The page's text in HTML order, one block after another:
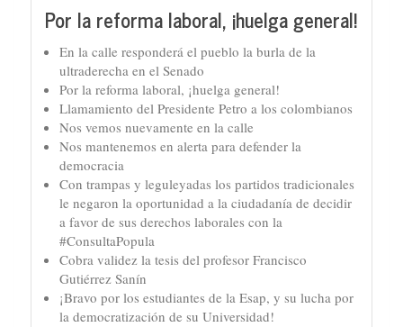
Por la reforma laboral, ¡huelga general!
En la calle responderá el pueblo la burla de la
ultraderecha en el Senado
Por la reforma laboral, ¡huelga general!
Llamamiento del Presidente Petro a los colombianos
Nos vemos nuevamente en la calle
Nos mantenemos en alerta para defender la
democracia
Con trampas y leguleyadas los partidos tradicionales
le negaron la oportunidad a la ciudadanía de decidir
a favor de sus derechos laborales con la
#ConsultaPopula
Cobra validez la tesis del profesor Francisco
Gutiérrez Sanín
¡Bravo por los estudiantes de la Esap, y su lucha por
la democratización de su Universidad!